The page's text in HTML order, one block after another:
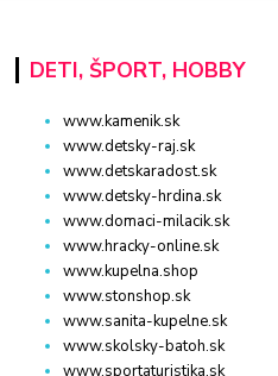
DETI, ŠPORT, HOBBY
www.kamenik.sk
www.detsky-raj.sk
www.detskaradost.sk
www.detsky-hrdina.sk
www.domaci-milacik.sk
www.hracky-online.sk
www.kupelna.shop
www.stonshop.sk
www.sanita-kupelne.sk
www.skolsky-batoh.sk
www.sportaturistika.sk